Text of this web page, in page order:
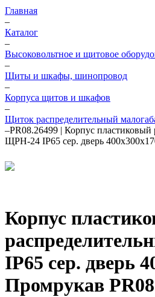
Главная
–
Каталог
–
Высоковольтное и щитовое
–
Щиты и шкафы, шинопровод
–
Корпуса щитов и шкафов
–
Щиток распределительный
–PR08.26499 | Корпус пластиковый
ЩРН-24 IP65 сер. дверь
Корпус
IP65 сер. дверь
Промрукав